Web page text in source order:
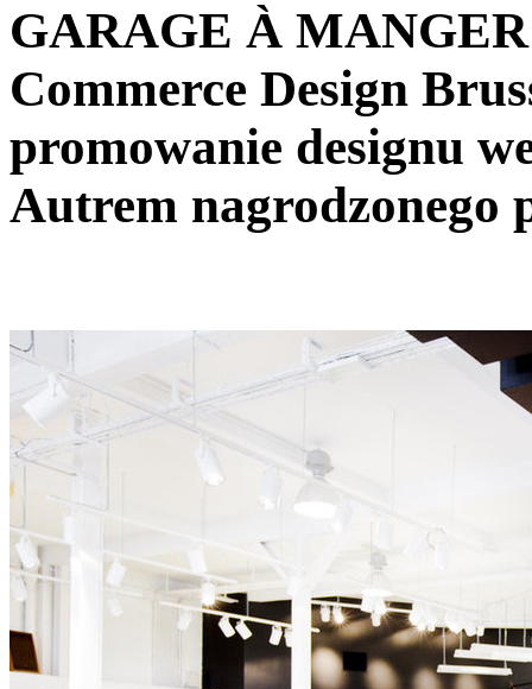
GARAGE À
Commerce Design
promowanie designu
Autrem nagrodzonego